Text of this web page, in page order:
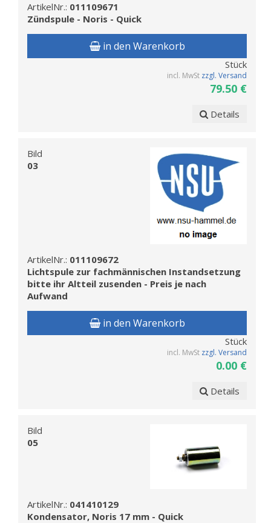
ArtikelNr.: 011109671
Zündspule - Noris - Quick
in den Warenkorb
Stück
incl. MwSt zzgl. Versand
79.50 €
Details
Bild
03
ArtikelNr.: 011109672
Lichtspule zur fachmännischen Instandsetzung
bitte ihr Altteil zusenden - Preis je nach
Aufwand
in den Warenkorb
Stück
incl. MwSt zzgl. Versand
0.00 €
Details
Bild
05
ArtikelNr.: 041410129
Kondensator, Noris 17 mm - Quick